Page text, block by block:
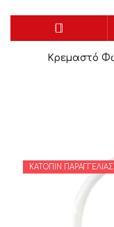
Κρεμαστό
ΚΑΤΌΠΙΝ ΠΑΡΑΓΓΕΛΊΑΣ